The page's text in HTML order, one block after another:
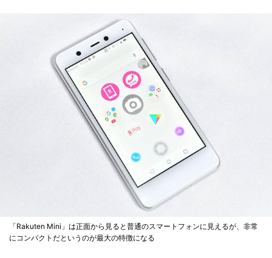
「Rakuten Mini」は正面から見ると普通のスマートフォンに見えるが、非常
にコンパクトだというのが最大の特徴になる